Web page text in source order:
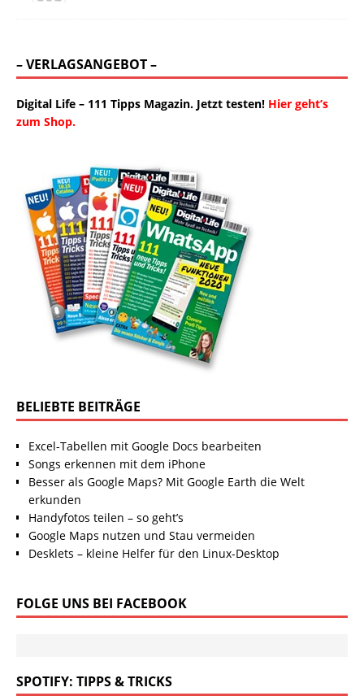
– VERLAGSANGEBOT –
Digital Life – 111 Tipps Magazin. Jetzt testen! Hier geht’s
zum Shop.
BELIEBTE BEITRÄGE
Excel-Tabellen mit Google Docs bearbeiten
Songs erkennen mit dem iPhone
Besser als Google Maps? Mit Google Earth die Welt
erkunden
Handyfotos teilen – so geht’s
Google Maps nutzen und Stau vermeiden
Desklets – kleine Helfer für den Linux-Desktop
FOLGE UNS BEI FACEBOOK
SPOTIFY: TIPPS & TRICKS